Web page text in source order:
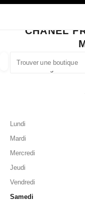
Les suggestions sont
0 Suggestions
FERMER LA FICHE
CHANEL
4-10
Lundi
Mardi
Mercredi
Jeudi
Vendredi
Samedi